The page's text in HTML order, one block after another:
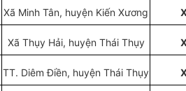
Xã Minh Tân, huyện Kiến Xương
Xã Thụy Hải, huyện Thái Thụy
TT. Diêm Điền, huyện Thái Thụy